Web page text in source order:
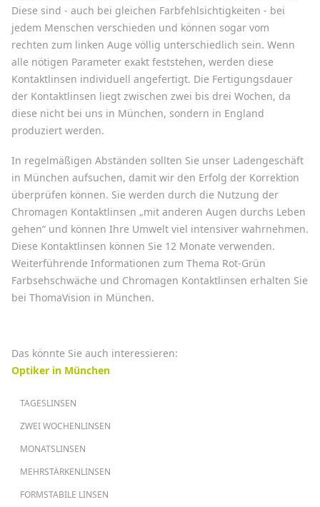
Diese sind - auch bei gleichen Farbfehlsichtigkeiten - bei
jedem Menschen verschieden und können sogar vom
rechten zum linken Auge völlig unterschiedlich sein. Wenn
alle nötigen Parameter exakt feststehen, werden diese
Kontaktlinsen individuell angefertigt. Die Fertigungsdauer
der Kontaktlinsen liegt zwischen zwei bis drei Wochen, da
diese nicht bei uns in München, sondern in England
produziert werden.
In regelmäßigen Abständen sollten Sie unser Ladengeschäft
in München aufsuchen, damit wir den Erfolg der Korrektion
überprüfen können. Sie werden durch die Nutzung der
Chromagen Kontaktlinsen „mit anderen Augen durchs Leben
gehen“ und können Ihre Umwelt viel intensiver wahrnehmen.
Diese Kontaktlinsen können Sie 12 Monate verwenden.
Weiterführende Informationen zum Thema Rot-Grün
Farbsehschwäche und Chromagen Kontaktlinsen erhalten Sie
bei ThomaVision in München.
Das könnte Sie auch interessieren:
Optiker in München
HAUPTNAVIGATION
TAGESLINSEN
ZWEI WOCHENLINSEN
MONATSLINSEN
MEHRSTÄRKENLINSEN
FORMSTABILE LINSEN